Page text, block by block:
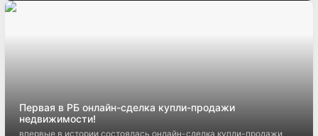
Первая в РБ онлайн-сделка купли-продажи
недвижимости!
впервые в истории состоялась онлайн-сделка купли-продажи